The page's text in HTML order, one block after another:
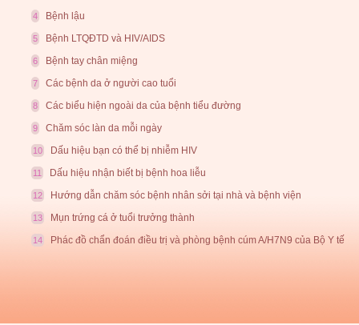
4 Bệnh lậu
5 Bệnh LTQĐTD và HIV/AIDS
6 Bệnh tay chân miệng
7 Các bệnh da ở người cao tuổi
8 Các biểu hiện ngoài da của bệnh tiểu đường
9 Chăm sóc làn da mỗi ngày
10 Dấu hiệu bạn có thể bị nhiễm HIV
11 Dấu hiệu nhận biết bị bệnh hoa liễu
12 Hướng dẫn chăm sóc bệnh nhân sởi tại nhà và bệnh viện
13 Mụn trứng cá ở tuổi trưởng thành
14 Phác đồ chẩn đoán điều trị và phòng bệnh cúm A/H7N9 của Bộ Y tế